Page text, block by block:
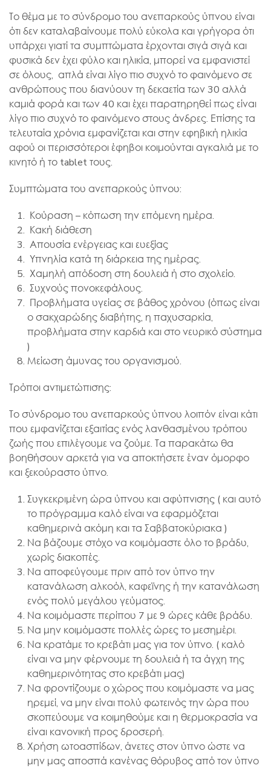
Το θέμα με το σύνδρομο του ανεπαρκούς ύπνου είναι
ότι δεν καταλαβαίνουμε πολύ εύκολα και γρήγορα ότι
υπάρχει γιατί τα συμπτώματα έρχονται σιγά σιγά και
φυσικά δεν έχει φύλο και ηλικία, μπορεί να εμφανιστεί
σε όλους, απλά είναι λίγο πιο συχνό το φαινόμενο σε
ανθρώπους που διανύουν τη δεκαετία των 30 αλλά
καμιά φορά και των 40 και έχει παρατηρηθεί πως είναι
λίγο πιο συχνό το φαινόμενο στους άνδρες. Επίσης τα
τελευταία χρόνια εμφανίζεται και στην εφηβική ηλικία
αφού οι περισσότεροι έφηβοι κοιμούνται αγκαλιά με το
κινητό ή το tablet τους.
Συμπτώματα του ανεπαρκούς ύπνου:
Κούραση – κόπωση την επόμενη ημέρα.
Κακή διάθεση
Απουσία ενέργειας και ευεξίας
Υπνηλία κατά τη διάρκεια της ημέρας.
Χαμηλή απόδοση στη δουλειά ή στο σχολείο.
Συχνούς πονοκεφάλους.
Προβλήματα υγείας σε βάθος χρόνου (όπως είναι
ο σακχαρώδης διαβήτης, η παχυσαρκία,
προβλήματα στην καρδιά και στο νευρικό σύστημα
)
Μείωση άμυνας του οργανισμού.
Τρόποι αντιμετώπισης:
Το σύνδρομο του ανεπαρκούς ύπνου λοιπόν είναι κάτι
που εμφανίζεται εξαιτίας ενός λανθασμένου τρόπου
ζωής που επιλέγουμε να ζούμε. Τα παρακάτω θα
βοηθήσουν αρκετά για να αποκτήσετε έναν όμορφο
και ξεκούραστο ύπνο.
Συγκεκριμένη ώρα ύπνου και αφύπνισης ( και αυτό
το πρόγραμμα καλό είναι να εφαρμόζεται
καθημερινά ακόμη και τα Σαββατοκύριακα )
Να βάζουμε στόχο να κοιμόμαστε όλο το βράδυ,
χωρίς διακοπές.
Να αποφεύγουμε πριν από τον ύπνο την
κατανάλωση αλκοόλ, καφεϊνης ή την κατανάλωση
ενός πολύ μεγάλου γεύματος.
Να κοιμόμαστε περίπου 7 με 9 ώρες κάθε βράδυ.
Να μην κοιμόμαστε πολλές ώρες το μεσημέρι.
Να κρατάμε το κρεβάτι μας για τον ύπνο. ( καλό
είναι να μην φέρνουμε τη δουλειά ή τα άγχη της
καθημερινότητας στο κρεβάτι μας)
Να φροντίζουμε ο χώρος που κοιμόμαστε να μας
ηρεμεί, να μην είναι πολύ φωτεινός την ώρα που
σκοπεύουμε να κοιμηθούμε και η θερμοκρασία να
είναι κανονική προς δροσερή.
Χρήση ωτοασπίδων, άνετες στον ύπνο ώστε να
μην μας αποσπά κανένας θόρυβος από τον ύπνο